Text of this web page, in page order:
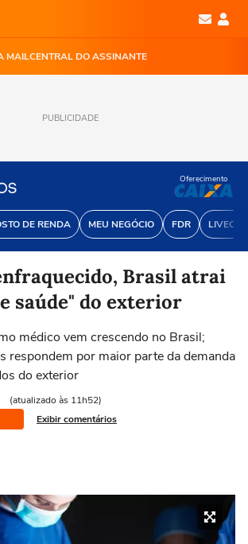
MAILCENTRAL DO ASSINANTE
PUBLICIDADE
DE RENDA MEU NEGÓCIO FDR
Oferecimento
Brasil atrai
saúde" do exterior
médico vem crescendo no Brasil;
respondem por maior parte da demanda
do exterior
(atualizado às 11h52)
Exibir comentários